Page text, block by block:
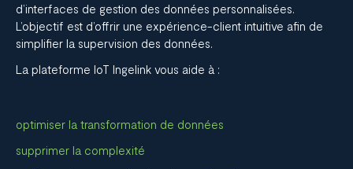
d’interfaces de gestion des données personnalisées.
L’objectif est d’offrir une expérience-client intuitive afin de
simplifier la supervision des données.
La plateforme IoT Ingelink vous aide à :
optimiser la transformation de données
supprimer la complexité